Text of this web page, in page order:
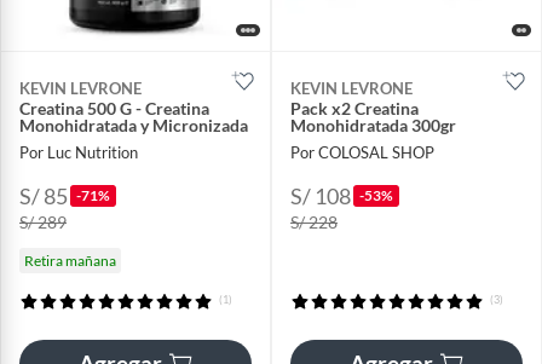
KEVIN LEVRONE
Creatina 500 G - Creatina
Monohidratada y Micronizada
Por Luc Nutrition
S/ 85 -71%
S/ 289
Retira mañana
(1)
KEVIN LEVRONE
Pack x2 Creatina
Monohidratada 300gr
Por COLOSAL SHOP
S/ 108 -53%
S/ 228
(3)